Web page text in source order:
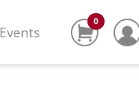
Events
0